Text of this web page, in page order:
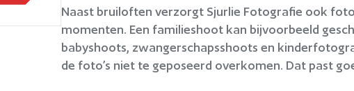
Naast bruiloften verzorgt Sjurlie Fotografie ook
momenten. Een familieshoot kan bijvoorbeeld
babyshoots, zwangerschapsshoots en
de foto’s niet te geposeerd overkomen. Dat past